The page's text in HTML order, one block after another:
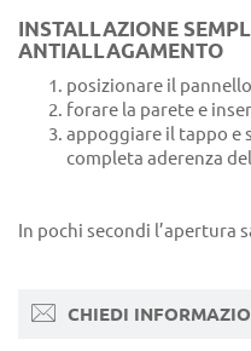
INSTALLAZIONE
ANTIALLAGAMENTO
posizionare il
forare la parete e
appoggiare il tappo e
completa aderenza
In pochi secondi l’apertura
CHIEDI